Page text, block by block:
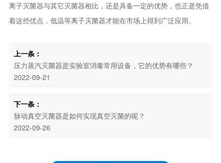
离子灭菌器与其它灭菌器相比，还是具备一定的优势，也正是凭借
着这些优点，低温等离子灭菌器才能在市场上得到广泛应用。
上一条：
压力蒸汽灭菌器是实验室消毒常用设备，它的优势有哪些？
2022-09-21
下一条：
脉动真空灭菌器是如何实现真空灭菌的呢？
2022-09-26